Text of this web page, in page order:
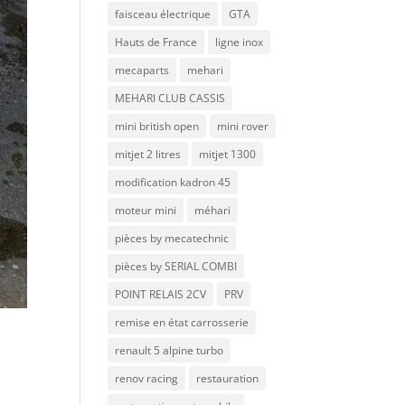
faisceau électrique
GTA
Hauts de France
ligne inox
mecaparts
mehari
MEHARI CLUB CASSIS
mini british open
mini rover
mitjet 2 litres
mitjet 1300
modification kadron 45
moteur mini
méhari
pièces by mecatechnic
pièces by SERIAL COMBI
POINT RELAIS 2CV
PRV
remise en état carrosserie
renault 5 alpine turbo
renov racing
restauration